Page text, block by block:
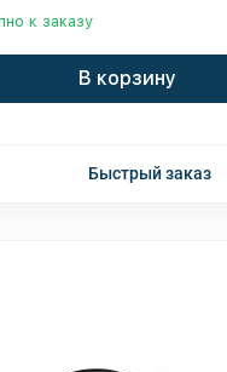
к заказу
В корзину
Быстрый заказ